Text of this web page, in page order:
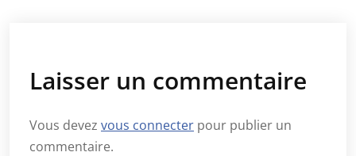
Laisser un commentaire
Vous devez vous connecter pour publier un
commentaire.